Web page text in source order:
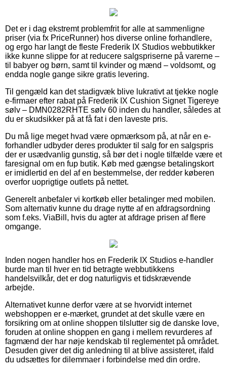
Det er i dag ekstremt problemfrit for alle at sammenligne
priser (via fx PriceRunner) hos diverse online forhandlere,
og ergo har langt de fleste Frederik IX Studios webbutikker
ikke kunne slippe for at reducere salgspriserne på varerne –
til babyer og børn, samt til kvinder og mænd – voldsomt, og
endda nogle gange sikre gratis levering.
Til gengæld kan det stadigvæk blive lukrativt at tjekke nogle
e-firmaer efter rabat på Frederik IX Cushion Signet Tigereye
sølv – DMN0282RHTE sølv 60 inden du handler, således at
du er skudsikker på at få fat i den laveste pris.
Du må lige meget hvad være opmærksom på, at når en e-
forhandler udbyder deres produkter til salg for en salgspris
der er usædvanlig gunstig, så bør det i nogle tilfælde være et
faresignal om en fup butik. Køb med gængse betalingskort
er imidlertid en del af en bestemmelse, der redder køberen
overfor uoprigtige outlets på nettet.
Generelt anbefaler vi kortkøb eller betalinger med mobilen.
Som alternativ kunne du drage nytte af en afdragsordning
som f.eks. ViaBill, hvis du agter at afdrage prisen af flere
omgange.
Inden nogen handler hos en Frederik IX Studios e-handler
burde man til hver en tid betragte webbutikkens
handelsvilkår, det er dog naturligvis et tidskrævende
arbejde.
Alternativet kunne derfor være at se hvorvidt internet
webshoppen er e-mærket, grundet at det skulle være en
forsikring om at online shoppen tilslutter sig de danske love,
foruden at online shoppen en gang i mellem revurderes af
fagmænd der har nøje kendskab til reglementet på området.
Desuden giver det dig anledning til at blive assisteret, ifald
du udsættes for dilemmaer i forbindelse med din ordre.